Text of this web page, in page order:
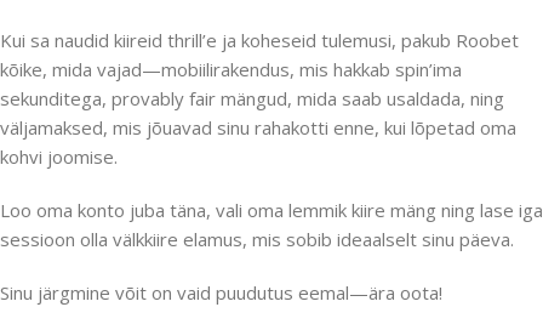
Kui sa naudid kiireid thrill’e ja koheseid tulemusi, pakub Roobet
kõike, mida vajad—mobiilirakendus, mis hakkab spin’ima
sekunditega, provably fair mängud, mida saab usaldada, ning
väljamaksed, mis jõuavad sinu rahakotti enne, kui lõpetad oma
kohvi joomise.
Loo oma konto juba täna, vali oma lemmik kiire mäng ning lase iga
sessioon olla välkkiire elamus, mis sobib ideaalselt sinu päeva.
Sinu järgmine võit on vaid puudutus eemal—ära oota!